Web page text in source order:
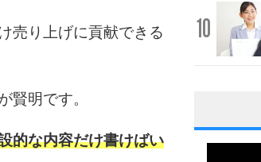
売り上げに貢献できる
賢明です。
的な内容だけ書けばい
10
1